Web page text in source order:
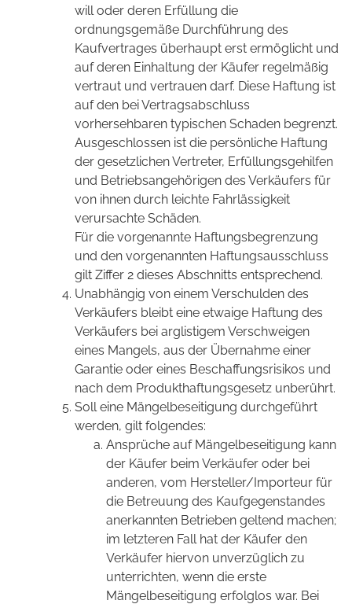
will oder deren Erfüllung die
ordnungsgemäße Durchführung des
Kaufvertrages überhaupt erst ermöglicht und
auf deren Einhaltung der Käufer regelmäßig
vertraut und vertrauen darf. Diese Haftung ist
auf den bei Vertragsabschluss
vorhersehbaren typischen Schaden begrenzt.
Ausgeschlossen ist die persönliche Haftung
der gesetzlichen Vertreter, Erfüllungsgehilfen
und Betriebsangehörigen des Verkäufers für
von ihnen durch leichte Fahrlässigkeit
verursachte Schäden.
Für die vorgenannte Haftungsbegrenzung
und den vorgenannten Haftungsausschluss
gilt Ziffer 2 dieses Abschnitts entsprechend.
Unabhängig von einem Verschulden des
Verkäufers bleibt eine etwaige Haftung des
Verkäufers bei arglistigem Verschweigen
eines Mangels, aus der Übernahme einer
Garantie oder eines Beschaffungsrisikos und
nach dem Produkthaftungsgesetz unberührt.
Soll eine Mängelbeseitigung durchgeführt
werden, gilt folgendes:
Ansprüche auf Mängelbeseitigung kann
der Käufer beim Verkäufer oder bei
anderen, vom Hersteller/Importeur für
die Betreuung des Kaufgegenstandes
anerkannten Betrieben geltend machen;
im letzteren Fall hat der Käufer den
Verkäufer hiervon unverzüglich zu
unterrichten, wenn die erste
Mängelbeseitigung erfolglos war. Bei